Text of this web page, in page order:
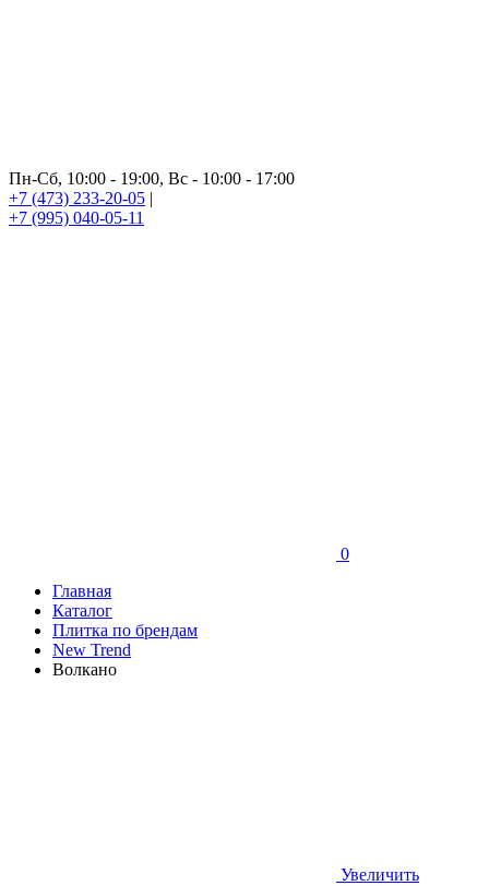
Пн-Сб, 10:00 - 19:00, Вс - 10:00 - 17:00
+7 (473) 233-20-05 |
+7 (995) 040-05-11
0
Главная
Каталог
Плитка по брендам
New Trend
Волкано
Увеличить